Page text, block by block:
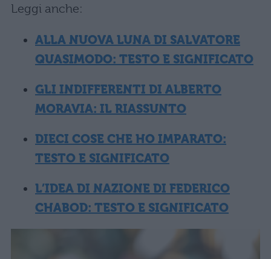
Leggi anche:
ALLA NUOVA LUNA DI SALVATORE
QUASIMODO: TESTO E SIGNIFICATO
GLI INDIFFERENTI DI ALBERTO
MORAVIA: IL RIASSUNTO
DIECI COSE CHE HO IMPARATO:
TESTO E SIGNIFICATO
L’IDEA DI NAZIONE DI FEDERICO
CHABOD: TESTO E SIGNIFICATO